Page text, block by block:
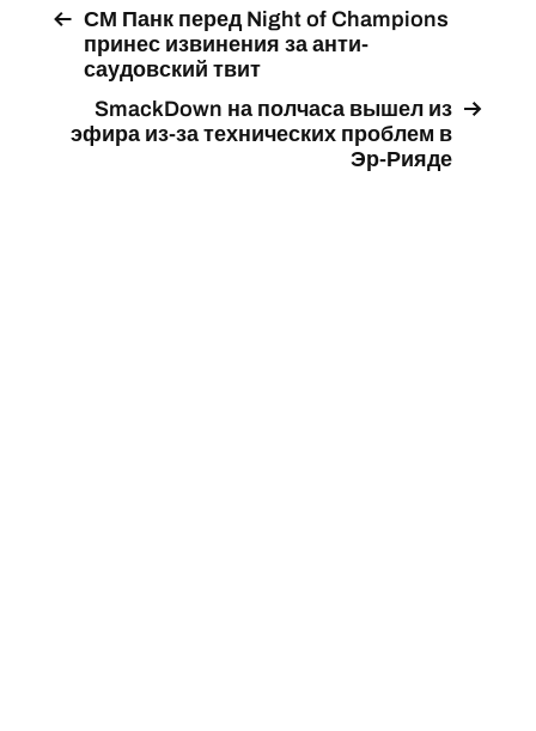
СМ Панк перед Night of Champions
принес извинения за анти-
саудовский твит
SmackDown на полчаса вышел из
эфира из-за технических проблем в
Эр-Рияде